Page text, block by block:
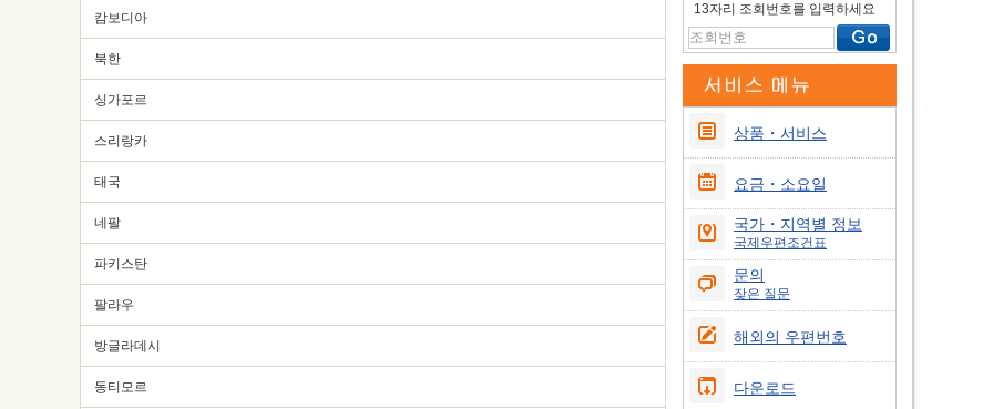
캄보디아
북한
싱가포르
스리랑카
태국
네팔
파키스탄
팔라우
방글라데시
동티모르
13자리 조회번호를 입력하세요
상품・서비스
요금・소요일
국가・지역별 정보
국제우편조건표
문의
잦은 질문
해외의 우편번호
다운로드